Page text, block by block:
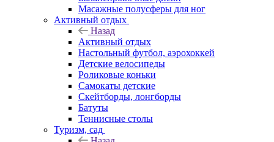
Масажные полусферы для ног
Активный отдых
Назад
Активный отдых
Настольный футбол, аэрохоккей
Детские велосипеды
Роликовые коньки
Самокаты детские
Скейтборды, лонгборды
Батуты
Теннисные столы
Туризм, сад